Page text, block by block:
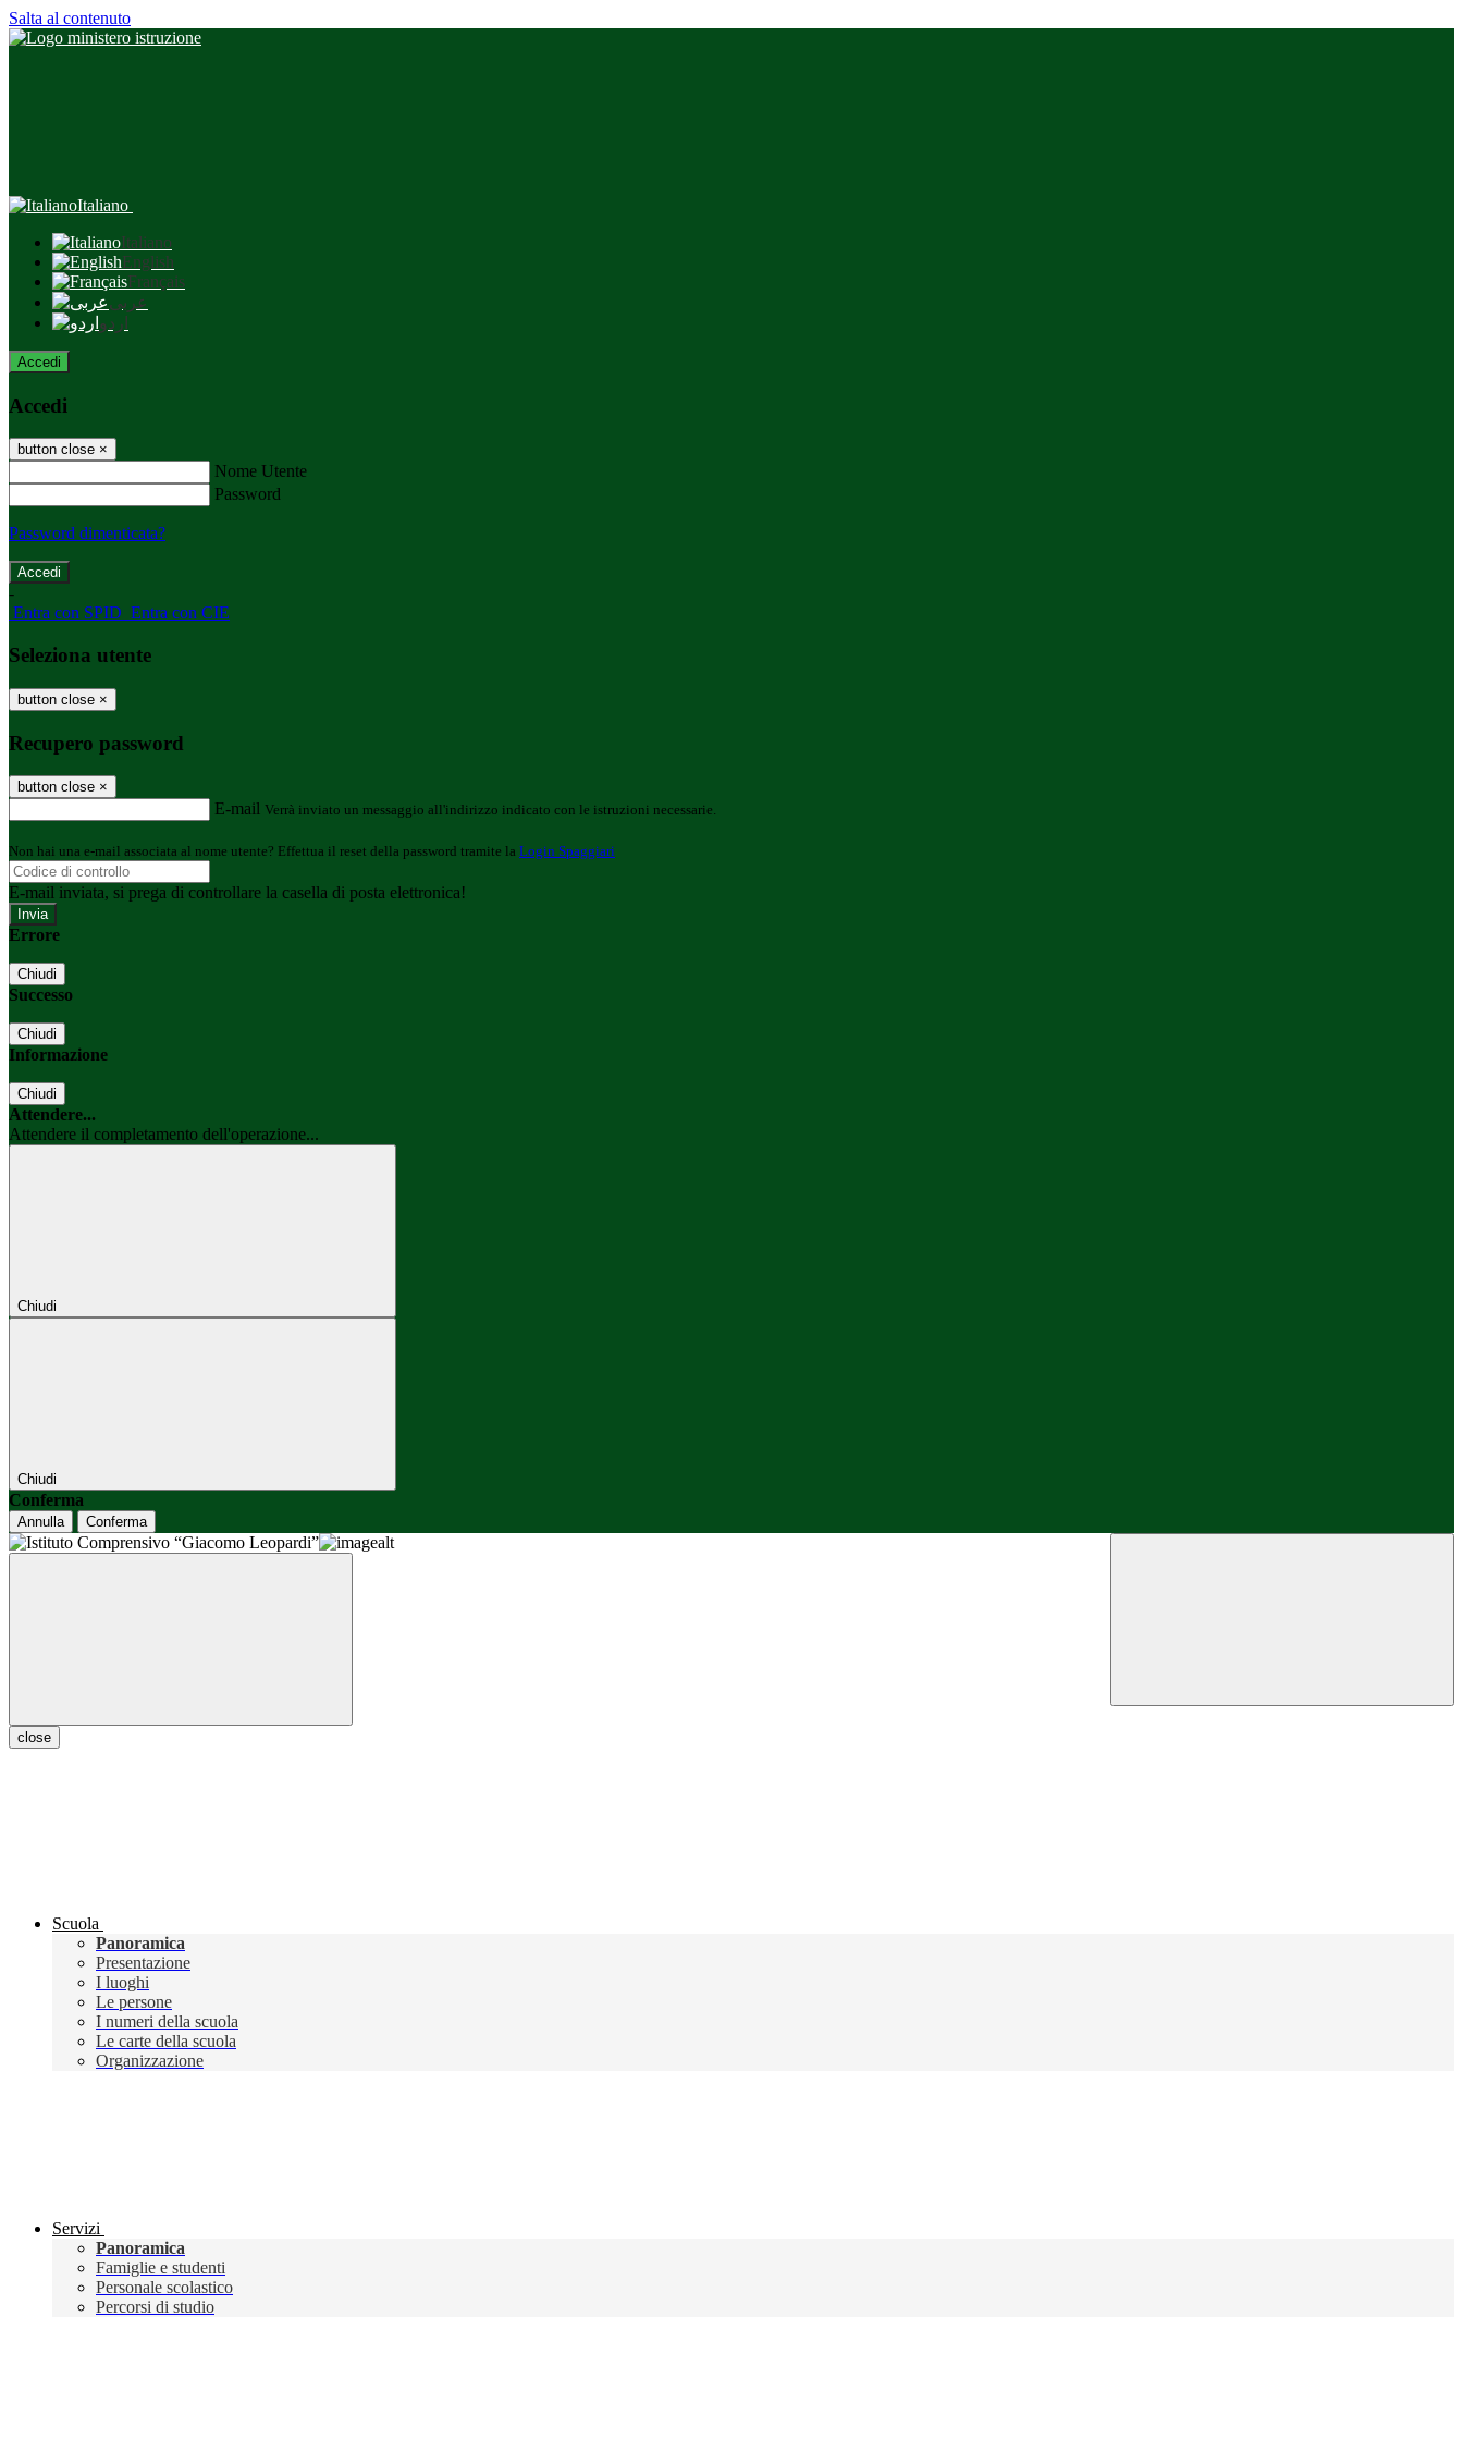
Salta al contenuto
Italiano
Italiano
English
Français
عربى
اردو
Accedi
Accedi
button close ×
Nome Utente
Password
Password dimenticata?
-
Entra con SPID Entra con CIE
Seleziona utente
button close ×
Recupero password
button close ×
E-mail Verrà inviato un messaggio all'indirizzo indicato con le istruzioni necessarie.
Non hai una e-mail associata al nome utente? Effettua il reset della password tramite la Login Spaggiari
E-mail inviata, si prega di controllare la casella di posta elettronica!
Errore
Chiudi
Successo
Chiudi
Informazione
Chiudi
Attendere...
Attendere il completamento dell'operazione...
Chiudi
Chiudi
Conferma
Annulla Conferma
close
Scuola
Panoramica
Presentazione
I luoghi
Le persone
I numeri della scuola
Le carte della scuola
Organizzazione
Servizi
Panoramica
Famiglie e studenti
Personale scolastico
Percorsi di studio